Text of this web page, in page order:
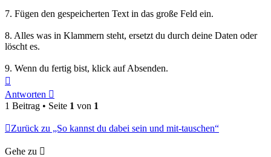
7. Fügen den gespeicherten Text in das große Feld ein.
8. Alles was in Klammern steht, ersetzt du durch deine Daten oder
löscht es.
9. Wenn du fertig bist, klick auf Absenden.
oben
Antworten
1 Beitrag • Seite 1 von 1
Zurück zu „So kannst du dabei sein und mit-tauschen“
Gehe zu